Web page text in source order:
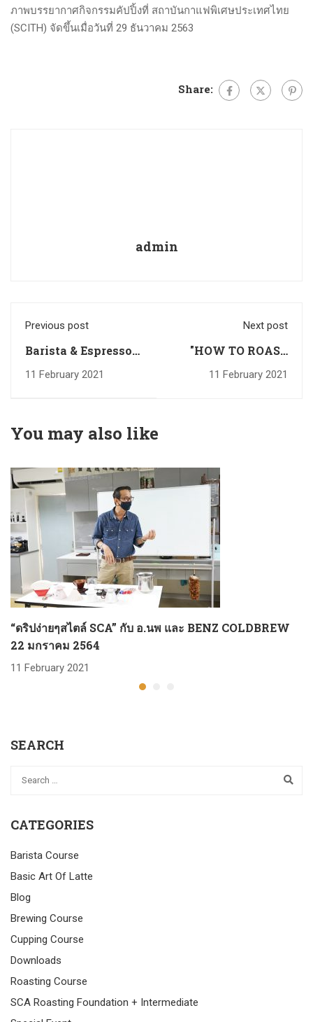
ภาพบรรยากาศกิจกรรมคัปปิ้งที่ สถาบันกาแฟพิเศษประเทศไทย
(SCITH) จัดขึ้นเมื่อวันที่ 29 ธันวาคม 2563
Share:
admin
Previous post
Barista & Espresso
24-25 December
11 February 2021
Next post
"HOW TO ROAST
ROBUSTA" กับ อ.อ๊อด
11 February 2021
You may also like
“ดริปง่ายๆสไตล์ SCA” กับ อ.นพ และ BENZ COLDBREW
22 มกราคม 2564
11 February 2021
SEARCH
CATEGORIES
Barista Course
Basic Art Of Latte
Blog
Brewing Course
Cupping Course
Downloads
Roasting Course
SCA Roasting Foundation + Intermediate